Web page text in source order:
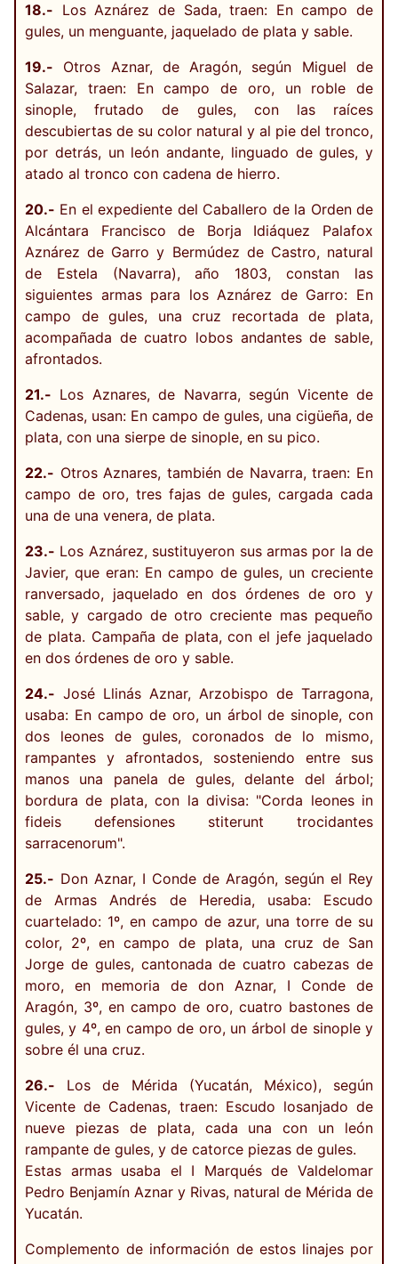
18.- Los Aznárez de Sada, traen: En campo de
gules, un menguante, jaquelado de plata y sable.
19.- Otros Aznar, de Aragón, según Miguel de
Salazar, traen: En campo de oro, un roble de
sinople, frutado de gules, con las raíces
descubiertas de su color natural y al pie del tronco,
por detrás, un león andante, linguado de gules, y
atado al tronco con cadena de hierro.
20.- En el expediente del Caballero de la Orden de
Alcántara Francisco de Borja Idiáquez Palafox
Aznárez de Garro y Bermúdez de Castro, natural
de Estela (Navarra), año 1803, constan las
siguientes armas para los Aznárez de Garro: En
campo de gules, una cruz recortada de plata,
acompañada de cuatro lobos andantes de sable,
afrontados.
21.- Los Aznares, de Navarra, según Vicente de
Cadenas, usan: En campo de gules, una cigüeña, de
plata, con una sierpe de sinople, en su pico.
22.- Otros Aznares, también de Navarra, traen: En
campo de oro, tres fajas de gules, cargada cada
una de una venera, de plata.
23.- Los Aznárez, sustituyeron sus armas por la de
Javier, que eran: En campo de gules, un creciente
ranversado, jaquelado en dos órdenes de oro y
sable, y cargado de otro creciente mas pequeño
de plata. Campaña de plata, con el jefe jaquelado
en dos órdenes de oro y sable.
24.- José Llinás Aznar, Arzobispo de Tarragona,
usaba: En campo de oro, un árbol de sinople, con
dos leones de gules, coronados de lo mismo,
rampantes y afrontados, sosteniendo entre sus
manos una panela de gules, delante del árbol;
bordura de plata, con la divisa: "Corda leones in
fideis defensiones stiterunt trocidantes
sarracenorum".
25.- Don Aznar, I Conde de Aragón, según el Rey
de Armas Andrés de Heredia, usaba: Escudo
cuartelado: 1º, en campo de azur, una torre de su
color, 2º, en campo de plata, una cruz de San
Jorge de gules, cantonada de cuatro cabezas de
moro, en memoria de don Aznar, I Conde de
Aragón, 3º, en campo de oro, cuatro bastones de
gules, y 4º, en campo de oro, un árbol de sinople y
sobre él una cruz.
26.- Los de Mérida (Yucatán, México), según
Vicente de Cadenas, traen: Escudo losanjado de
nueve piezas de plata, cada una con un león
rampante de gules, y de catorce piezas de gules.
Estas armas usaba el I Marqués de Valdelomar
Pedro Benjamín Aznar y Rivas, natural de Mérida de
Yucatán.
Complemento de información de estos linajes por